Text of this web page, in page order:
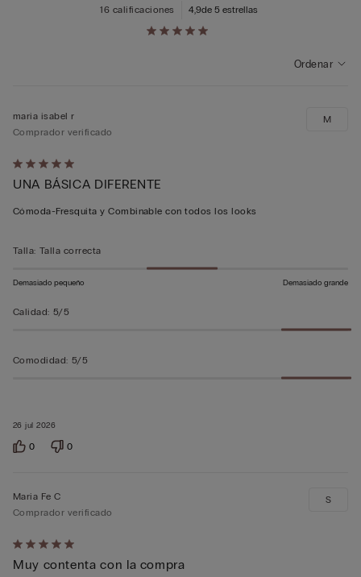
4,9de 5 estrellas
16 calificaciones
Ordenar
Calificación
de
5
5
26 jul 2026
maria isabel r
Comprador verificado
UNA BÁSICA DIFERENTE
Cómoda-Fresquita y Combinable con todos los looks
M
Talla: Talla correcta
Demasiado pequeño Demasiado grande
Calidad: 5/5
Comodidad: 5/5
0 0
Calificación
de
Maria Fe C
Comprador verificado
Muy contenta con la compra
S